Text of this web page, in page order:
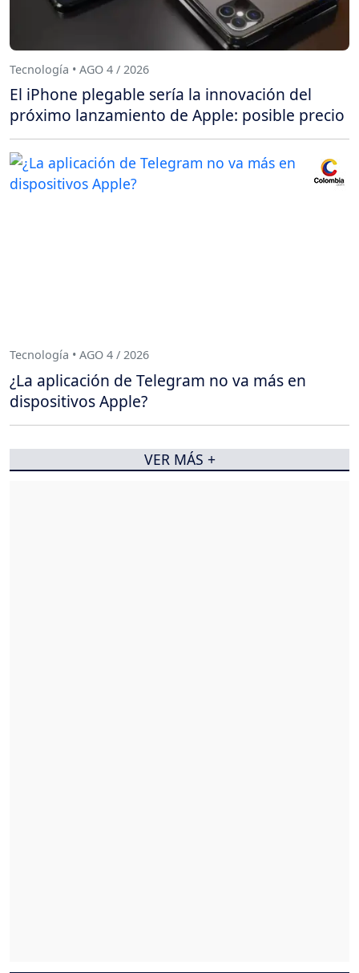
Tecnología • AGO 4 / 2026
El iPhone plegable sería la innovación del
próximo lanzamiento de Apple: posible precio
Tecnología • AGO 4 / 2026
¿La aplicación de Telegram no va más en
dispositivos Apple?
VER MÁS +